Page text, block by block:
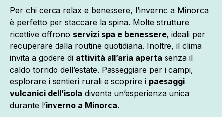
Per chi cerca relax e benessere, l’inverno a Minorca
è perfetto per staccare la spina. Molte strutture
ricettive offrono servizi spa e benessere, ideali per
recuperare dalla routine quotidiana. Inoltre, il clima
invita a godere di attività all’aria aperta senza il
caldo torrido dell’estate. Passeggiare per i campi,
esplorare i sentieri rurali e scoprire i paesaggi
vulcanici dell’isola diventa un’esperienza unica
durante l’inverno a Minorca.